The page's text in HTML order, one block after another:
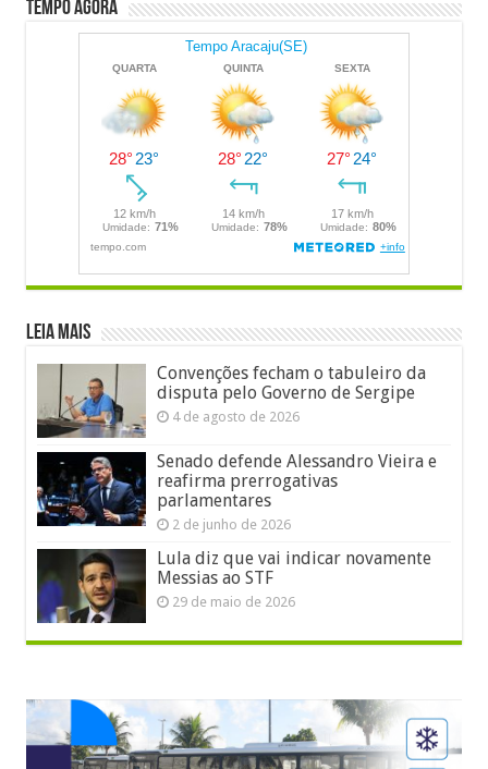
Tempo Agora
LEIA MAIS
Convenções fecham o tabuleiro da
disputa pelo Governo de Sergipe
4 de agosto de 2026
Senado defende Alessandro Vieira e
reafirma prerrogativas
parlamentares
2 de junho de 2026
Lula diz que vai indicar novamente
Messias ao STF
29 de maio de 2026